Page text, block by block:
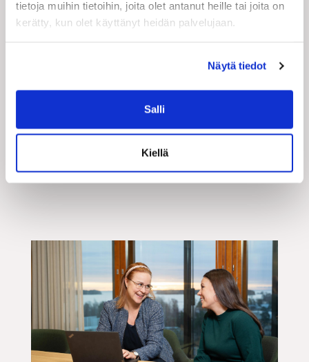
tietoja muihin tietoihin, joita olet antanut heille tai joita on
kerätty, kun olet käyttänyt heidän palvelujaan.
Näytä tiedot
Salli
Kiellä